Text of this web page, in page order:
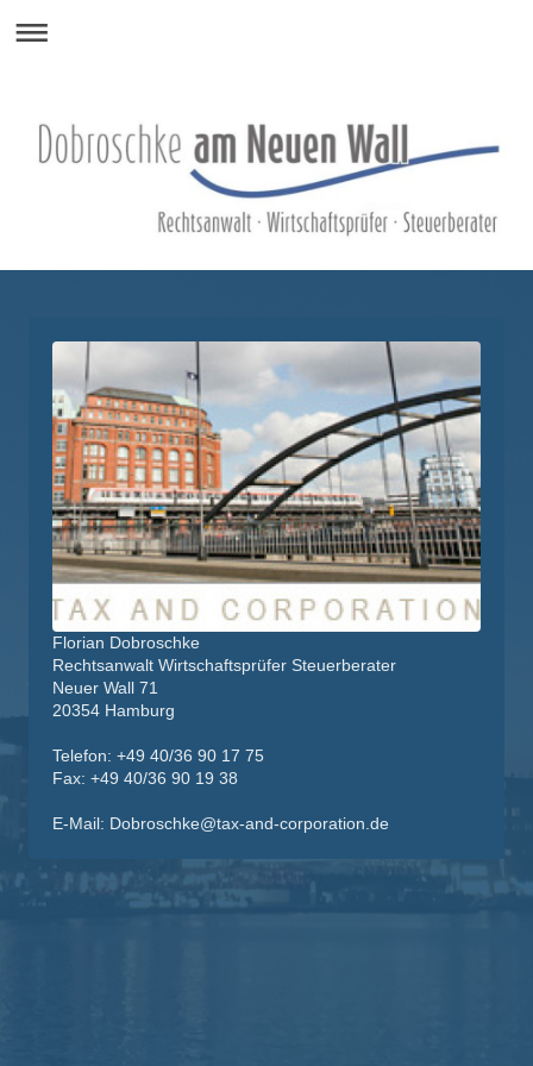
Florian Dobroschke
Rechtsanwalt Wirtschaftsprüfer Steuerberater
Neuer Wall 71
20354 Hamburg
Telefon: +49 40/36 90 17 75
Fax: +49 40/36 90 19 38
E-Mail: Dobroschke@tax-and-corporation.de